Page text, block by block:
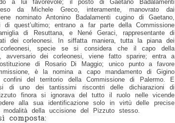
a lui favorevole; il posto di Gaetano Badalamenti
da Michele Greco, interamente, manovrato dai
nominato Antonino Badalamenti cugino di Gaetano,
quest’ultimo; entrano a far parte della Commissione
di Resuttana, e Nené Geraci, rappresentante di
dei corleonesi. In siffatta maniera, tutta la piana dei
specie se si considera che il capo della
avversario dei corleonesi, viene fatto sparire; entra a
di Rosario Di Maggio; unico punto a favore
è la nomina a capo mandamento di Gigino
del territorio della Commissione di Palermo. E
di uno dei tantissimi riscontri delle dichiarazioni di
finora si ignorava del tutto il ruolo nelle vicende
alla sua identificazione solo in virtù delle precise
della uccisione del Pizzuto stesso.
composta: